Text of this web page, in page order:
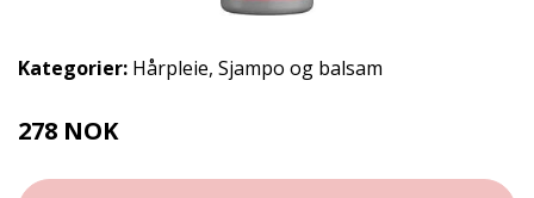
Kategorier: Hårpleie, Sjampo og balsam
278 NOK